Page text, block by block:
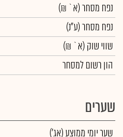
נפח מסחר(א` ₪)
נפח מסחר(ע"נ)
שווי שוק (א` ₪)
הון רשום למסחר
שערים
שער יומי ממוצע(אג')